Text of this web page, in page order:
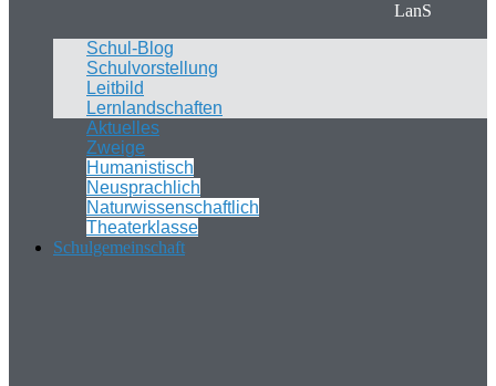
LanS
Schul-Blog
Schulvorstellung
Leitbild
Lernlandschaften
Aktuelles
Zweige
Humanistisch
Neusprachlich
Naturwissenschaftlich
Theaterklasse
Schulgemeinschaft